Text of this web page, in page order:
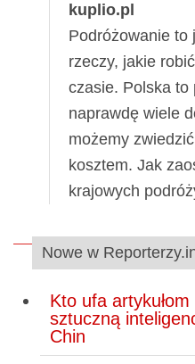
kuplio.pl
Podróżowanie to
rzeczy, jakie
czasie. Polska to
naprawdę wiele
możemy
kosztem. Jak
krajowych
Nowe w
Kto ufa
sztuczną
Chin